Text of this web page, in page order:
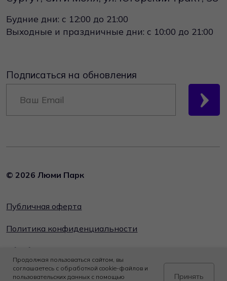
Продолжая пользоваться сайтом, вы
соглашаетесь с обработкой cookie-файлов и
пользовательских данных с помощью
Принять